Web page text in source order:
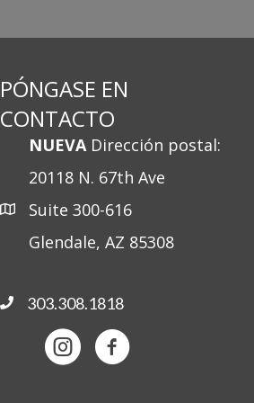
PÓNGASE EN
CONTACTO
NUEVADirección postal:
20118 N. 67th Ave
Suite 300-616
Glendale, AZ 85308
303.308.1818